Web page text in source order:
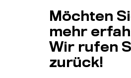
Möchten
mehr
Wir rufen
zurück!